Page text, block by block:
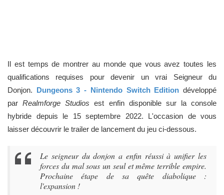
Il est temps de montrer au monde que vous avez toutes les
qualifications requises pour devenir un vrai Seigneur du
Donjon. Dungeons 3 - Nintendo Switch Edition développé
parRealmforge Studiosest enfin disponible sur la console
hybride depuis le 15 septembre 2022. L'occasion de vous
laisser découvrir le trailer de lancement du jeu ci-dessous.
Le seigneur du donjon a enfin réussi à unifier les
forces du mal sous un seul et même terrible empire.
Prochaine étape de sa quête diabolique :
l'expansion !